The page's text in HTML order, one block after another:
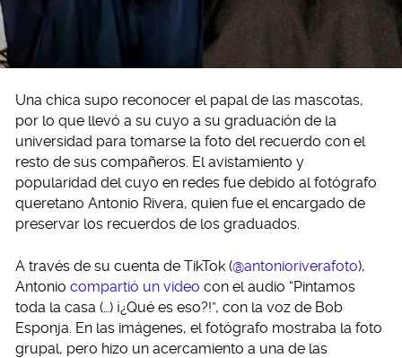
Una chica supo reconocer el papal de las mascotas,
por lo que llevó a su cuyo a su graduación de la
universidad para tomarse la foto del recuerdo con el
resto de sus compañeros. El avistamiento y
popularidad del cuyo en redes fue debido al fotógrafo
queretano Antonio Rivera, quien fue el encargado de
preservar los recuerdos de los graduados.
A través de su cuenta de TikTok (@antonioriverafoto),
Antonio compartió un video con el audio “Pintamos
toda la casa (…) ¡¿Qué es eso?!”, con la voz de Bob
Esponja. En las imágenes, el fotógrafo mostraba la foto
grupal, pero hizo un acercamiento a una de las